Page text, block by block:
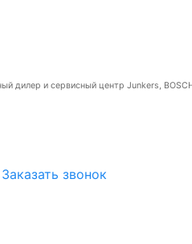
дилер и сервисный центр Junkers,
Заказать звонок